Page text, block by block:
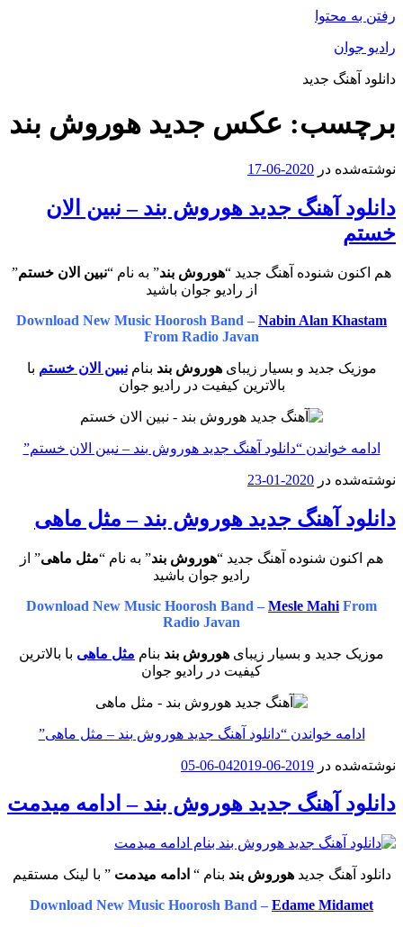
رفتن به محتوا
رادیو جوان
دانلود آهنگ جدید
برچسب: عکس جدید هوروش بند
نوشته‌شده در 2020-06-17
دانلود آهنگ جدید هوروش بند – نبین الان
خستم
هم اکنون شنوده آهنگ جدید “هوروش بند” به نام “نبین الان خستم”
از رادیو جوان باشید
Download New Music Hoorosh Band – Nabin Alan Khastam
From Radio Javan
موزیک جدید و بسیار زیبایهوروش بند بنامنبین الان خستم با
بالاترین کیفیت در رادیو جوان
ادامه خواندن “دانلود آهنگ جدید هوروش بند – نبین الان خستم”
نوشته‌شده در 2020-01-23
دانلود آهنگ جدید هوروش بند – مثل ماهی
هم اکنون شنوده آهنگ جدید “هوروش بند” به نام “مثل ماهی” از
رادیو جوان باشید
Download New Music Hoorosh Band – Mesle Mahi From
Radio Javan
موزیک جدید و بسیار زیبای هوروش بند بنام مثل ماهی با بالاترین
کیفیت در رادیو جوان
ادامه خواندن “دانلود آهنگ جدید هوروش بند – مثل ماهی”
نوشته‌شده در 2019-06-04
2019-06-05
دانلود آهنگ جدید هوروش بند – ادامه میدمت
دانلود آهنگ جدید هوروش بند بنام “ ادامه میدمت” با لینک مستقیم
Download New Music Hoorosh Band – Edame Midamet